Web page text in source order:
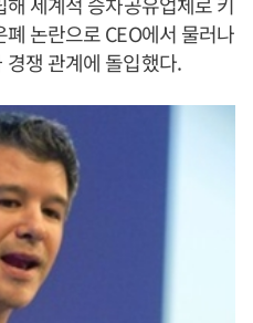
논란으로 CEO에서 물러나
쟁 관계에 돌입했다.